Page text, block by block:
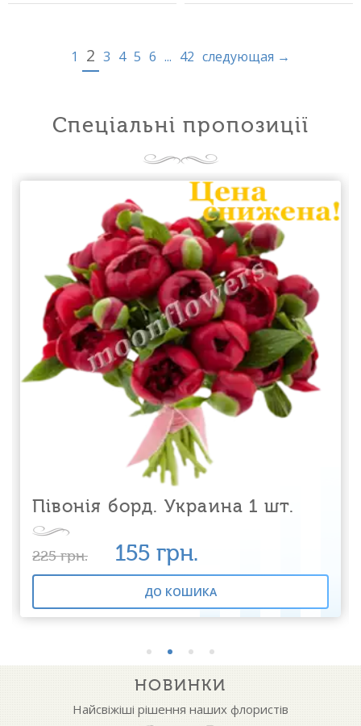
1 2 3 4 5 6 ... 42 следующая →
Спеціальні пропозиції
Півонія борд. Украина 1 шт.
225грн. 155 грн.
ДО КОШИКА
НОВИНКИ
Найсвіжіші рішення наших флористів